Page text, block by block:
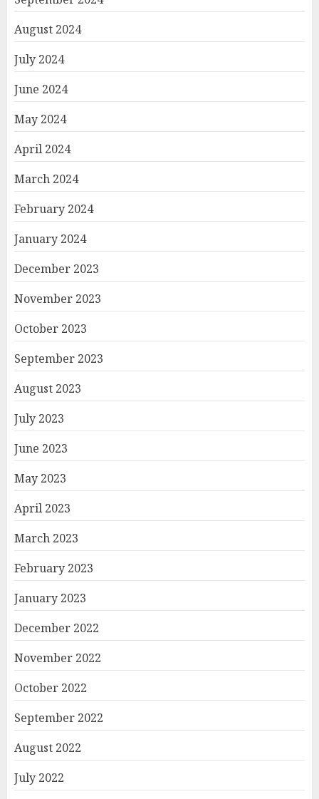
August 2024
July 2024
June 2024
May 2024
April 2024
March 2024
February 2024
January 2024
December 2023
November 2023
October 2023
September 2023
August 2023
July 2023
June 2023
May 2023
April 2023
March 2023
February 2023
January 2023
December 2022
November 2022
October 2022
September 2022
August 2022
July 2022